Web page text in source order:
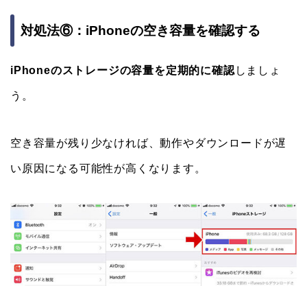
対処法⑥：iPhoneの空き容量を確認する
iPhoneのストレージの容量を定期的に確認 しましょ
う。
空き容量が残り少なければ、動作やダウンロードが遅
い原因になる可能性が高くなります。